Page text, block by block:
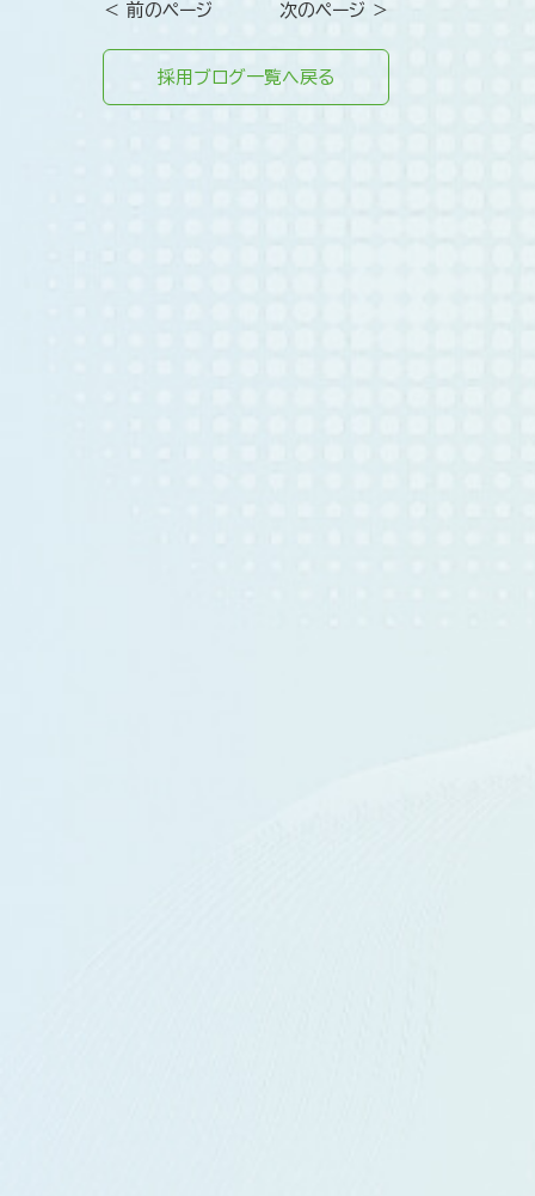
＜ 前のページ 次のページ ＞
採用ブログ一覧へ戻る